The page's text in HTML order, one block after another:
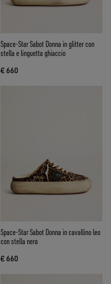
Space-Star Sabot Donna in glitter con
stella e linguetta ghiaccio
€ 660
Space-Star Sabot Donna in cavallino leo
con stella nera
€ 660